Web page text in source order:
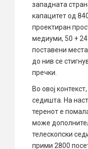
западната
капацитет од
проектиран
медиуми, 50 +
поставени
до нив се
пречки.
Во овој
седишта. На
теренот е
може
телескопски
прими 2800